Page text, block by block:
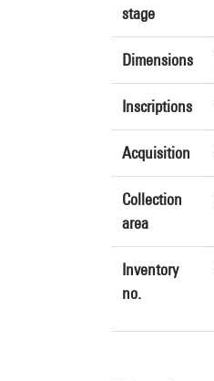
stage
Dimensions
Inscriptions
Acquisition
Collection
area
Inventory
no.